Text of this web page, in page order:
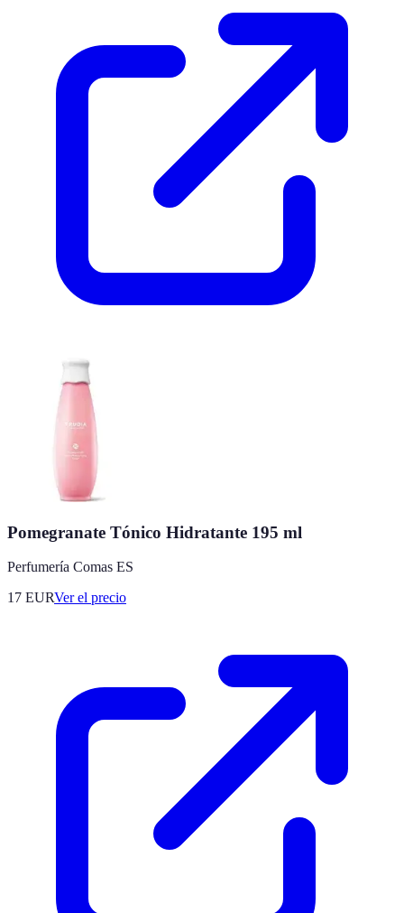
Pomegranate Tónico Hidratante 195 ml
Perfumería Comas ES
17 EURVer el precio